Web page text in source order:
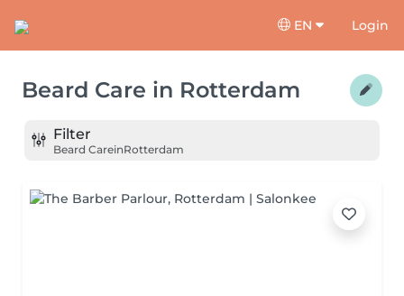
EN Login
Beard Care in Rotterdam
Filter
Beard CareinRotterdam